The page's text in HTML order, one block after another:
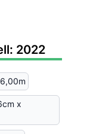
2022
x